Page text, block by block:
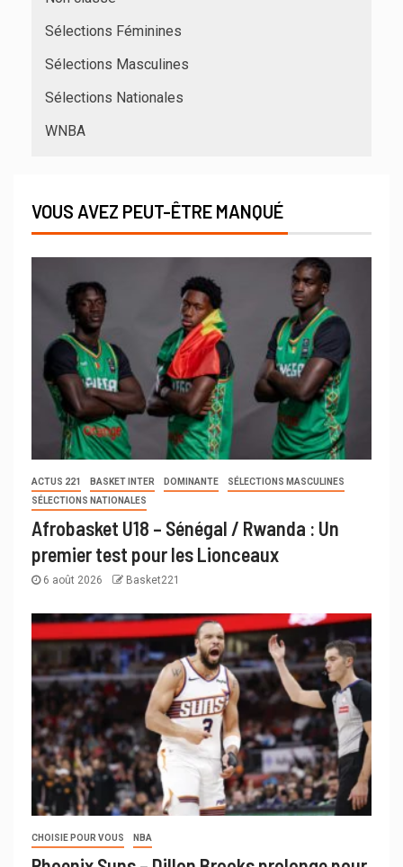
Sélections Féminines
Sélections Masculines
Sélections Nationales
WNBA
VOUS AVEZ PEUT-ÊTRE MANQUÉ
ACTUS 221 BASKET INTER DOMINANTE
SÉLECTIONS MASCULINES
SÉLECTIONS NATIONALES
Afrobasket U18 – Sénégal / Rwanda : Un
premier test pour les Lionceaux
6 août 2026 Basket221
CHOISIE POUR VOUS NBA